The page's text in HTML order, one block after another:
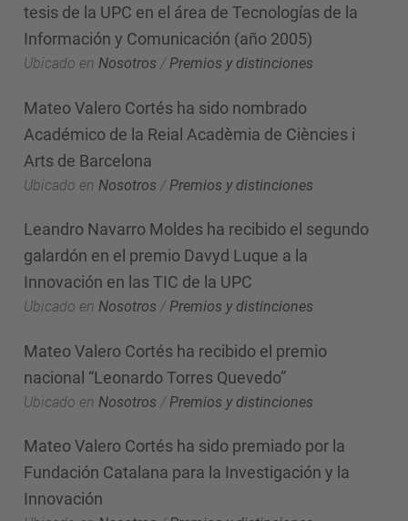
tesis de la UPC en el área de Tecnologías de la
Información y Comunicación (año 2005)
Ubicado en Nosotros /Premios y distinciones
Mateo Valero Cortés ha sido nombrado
Académico de la Reial Acadèmia de Ciències i
Arts de Barcelona
Ubicado en Nosotros / Premios y distinciones
Leandro Navarro Moldes ha recibido el segundo
galardón en el premio Davyd Luque a la
Innovación en las TIC de la UPC
Ubicado en Nosotros /Premios y distinciones
Mateo Valero Cortés ha recibido el premio
nacional “Leonardo Torres Quevedo”
Ubicado en Nosotros / Premios y distinciones
Mateo Valero Cortés ha sido premiado por la
Fundación Catalana para la Investigación y la
Innovación